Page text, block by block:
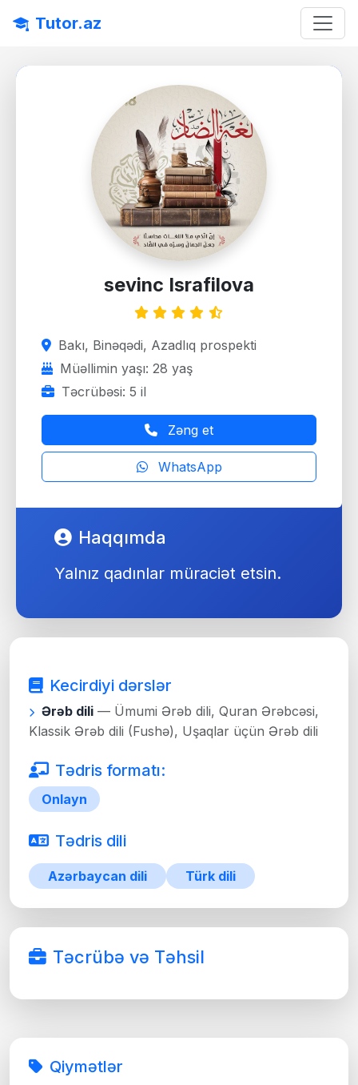
Tutor.az
sevinc Israfilova
Bakı, Binəqədi, Azadlıq prospekti
Müəllimin yaşı: 28 yaş
Təcrübəsi: 5 il
Zəng et
WhatsApp
Haqqımda
Yalnız qadınlar müraciət etsin.
Kecirdiyi dərslər
Ərəb dili — Ümumi Ərəb dili, Quran Ərəbcəsi,
Klassik Ərəb dili (Fushə), Uşaqlar üçün Ərəb dili
Tədris formatı:
Onlayn
Tədris dili
Azərbaycan dili Türk dili
Təcrübə və Təhsil
Qiymətlər